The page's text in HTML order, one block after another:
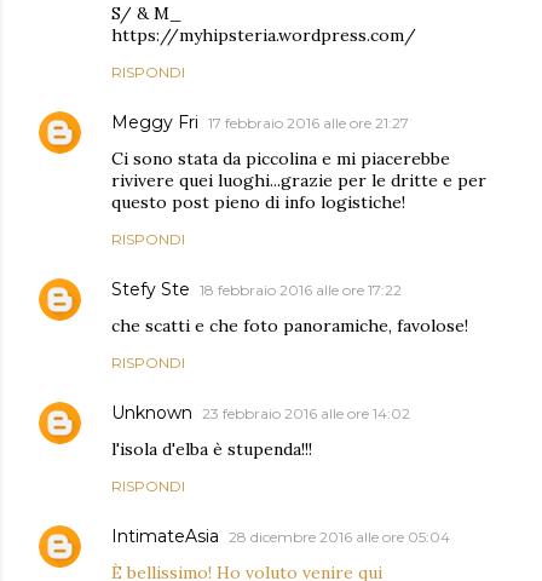
S/ & M_
https://myhipsteria.wordpress.com/
RISPONDI
Meggy Fri 17 febbraio 2016 alle ore 21:27
Ci sono stata da piccolina e mi piacerebbe
rivivere quei luoghi...grazie per le dritte e per
questo post pieno di info logistiche!
RISPONDI
Stefy Ste 18 febbraio 2016 alle ore 17:22
che scatti e che foto panoramiche, favolose!
RISPONDI
Unknown 23 febbraio 2016 alle ore 14:02
l'isola d'elba è stupenda!!!
RISPONDI
IntimateAsia 28 dicembre 2016 alle ore 05:04
È bellissimo! Ho voluto venire qui